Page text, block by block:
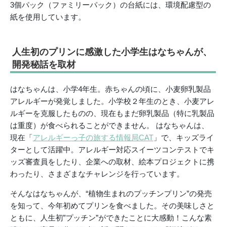
3個パック（ファミリーパック）の台紙には、環境配慮型の
紙を使用しています。
人生初のプリンに感激した小学生はなちゃんが、
開発秘話を取材
はなちゃんは、小学4年生。赤ちゃんの頃に、小麦卵乳製品
アレルギーが発覚しました。小学校２年生のとき、小麦アレ
ルギーを克服したものの、現在もまだ卵乳製品（特に乳製品
は重度）が食べられることができません。 はなちゃんは、
現在「アレルギーっ子の旅する情報局CAT 」で、キッズライ
ターとして活躍中。アレルギー対応スイーツコンテストでキ
ッズ審査員をしたり、企業への取材、絵本プロジェクトに携
わったり、さまざまなチャレンジを行っています。
そんなはなちゃんが、“植物生まれのプッチンプリン”の発売
を知って、今年初めてプリンを食べました。その美味しさと
ともに、人生初”プッチン”ができたことに大感動！こんな素